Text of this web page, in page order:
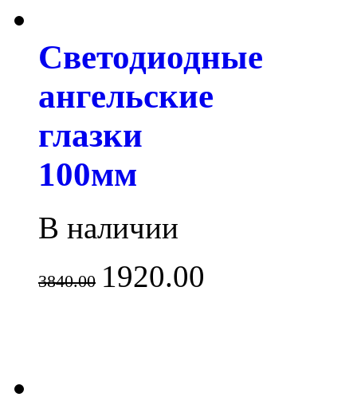
Светодиодные
ангельские
глазки
100мм
В наличии
3840.00 1920.00